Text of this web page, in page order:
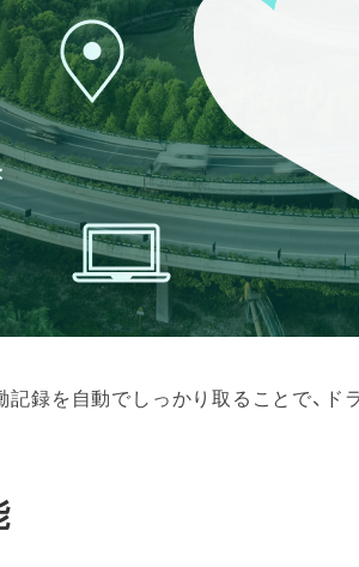
記録を自動でしっかり取ることで、ド